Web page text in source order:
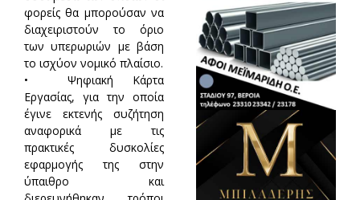
φορείς θα μπορούσαν να
διαχειριστούν το όριο
των υπερωριών με βάση
το ισχύον νομικό πλαίσιο.
• Ψηφιακή Κάρτα
Εργασίας, για την οποία
έγινε εκτενής συζήτηση
αναφορικά με τις
πρακτικές δυσκολίες
εφαρμογής της στην
ύπαιθρο και